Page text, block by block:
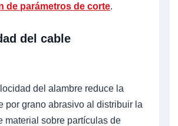
de parámetros de corte.
del cable
del alambre reduce la
por grano abrasivo al distribuir la
material sobre partículas de